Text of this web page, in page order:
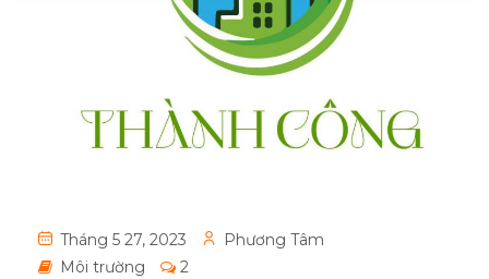
Tháng 5 27, 2023
Phương Tâm
Môi trường
2